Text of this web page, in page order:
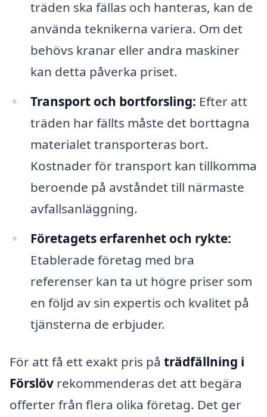
träden ska fällas och hanteras, kan de
använda teknikerna variera. Om det
behövs kranar eller andra maskiner
kan detta påverka priset.
Transport och bortforsling: Efter att
träden har fällts måste det borttagna
materialet transporteras bort.
Kostnader för transport kan tillkomma
beroende på avståndet till närmaste
avfallsanläggning.
Företagets erfarenhet och rykte:
Etablerade företag med bra
referenser kan ta ut högre priser som
en följd av sin expertis och kvalitet på
tjänsterna de erbjuder.
För att få ett exakt pris på trädfällning i
Förslöv rekommenderas det att begära
offerter från flera olika företag. Det ger